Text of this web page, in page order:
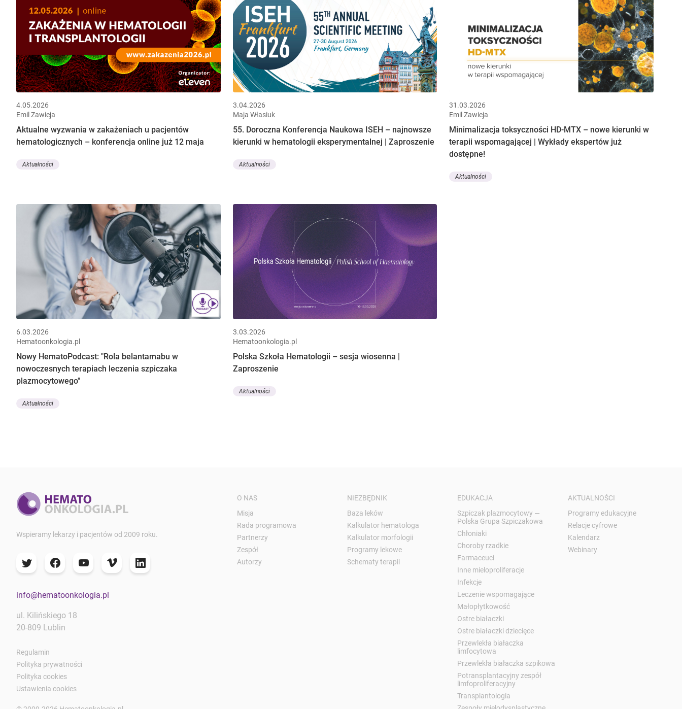
4.05.2026
Emil Zawieja
Aktualne wyzwania w zakażeniach u pacjentów
hematologicznych – konferencja online już 12 maja
Aktualności
3.04.2026
Maja Własiuk
55. Doroczna Konferencja Naukowa ISEH – najnowsze
kierunki w hematologii eksperymentalnej | Zaproszenie
Aktualności
31.03.2026
Emil Zawieja
Minimalizacja toksyczności HD-MTX – nowe kierunki w
terapii wspomagającej | Wykłady ekspertów już
dostępne!
Aktualności
6.03.2026
Hematoonkologia.pl
Nowy HematoPodcast: "Rola belantamabu w
nowoczesnych terapiach leczenia szpiczaka
plazmocytowego"
Aktualności
3.03.2026
Hematoonkologia.pl
Polska Szkoła Hematologii – sesja wiosenna |
Zaproszenie
Aktualności
Wspieramy lekarzy i pacjentów od 2009 roku.
info@hematoonkologia.pl
ul. Kilińskiego 18
20-809 Lublin
Regulamin
Polityka prywatności
Polityka cookies
Ustawienia cookies
O NAS
Misja
Rada programowa
Partnerzy
Zespół
Autorzy
NIEZBĘDNIK
Baza leków
Kalkulator hematologa
Kalkulator morfologii
Programy lekowe
Schematy terapii
EDUKACJA
Szpiczak plazmocytowy —
Polska Grupa Szpiczakowa
Chłoniaki
Choroby rzadkie
Farmaceuci
Inne mieloproliferacje
Infekcje
Leczenie wspomagające
Małopłytkowość
Ostre białaczki
Ostre białaczki dziecięce
Przewlekła białaczka
limfocytowa
Przewlekła białaczka szpikowa
Potransplantacyjny zespół
limfoproliferacyjny
Transplantologia
AKTUALNOŚCI
Programy edukacyjne
Relacje cyfrowe
Kalendarz
Webinary